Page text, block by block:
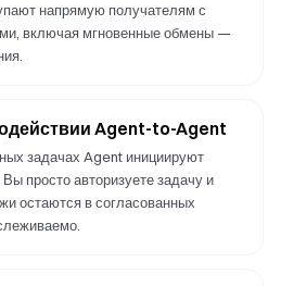
напрямую получателям с
включая мгновенные обмены —
Agent-to-Agent
задачах Agent инициируют
просто авторизуете задачу и
остаются в согласованных